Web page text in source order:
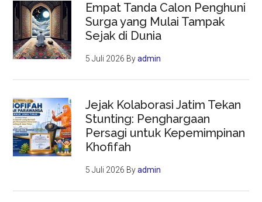
Empat Tanda Calon Penghuni
Surga yang Mulai Tampak
Sejak di Dunia
5 Juli 2026 Byadmin
Jejak Kolaborasi Jatim Tekan
Stunting: Penghargaan
Persagi untuk Kepemimpinan
Khofifah
5 Juli 2026 Byadmin